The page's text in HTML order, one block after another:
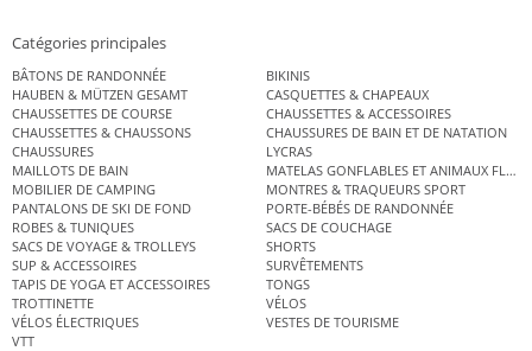
Catégories principales
BÂTONS DE RANDONNÉE
BIKINIS
HAUBEN & MÜTZEN GESAMT
CASQUETTES & CHAPEAUX
CHAUSSETTES DE COURSE
CHAUSSETTES & ACCESSOIRES
CHAUSSETTES & CHAUSSONS
CHAUSSURES DE BAIN ET DE NATATION
CHAUSSURES
LYCRAS
MAILLOTS DE BAIN
MATELAS GONFLABLES ET ANIMAUX
MOBILIER DE CAMPING
MONTRES & TRAQUEURS SPORT
PANTALONS DE SKI DE FOND
PORTE-BÉBÉS DE RANDONNÉE
ROBES & TUNIQUES
SACS DE COUCHAGE
SACS DE VOYAGE & TROLLEYS
SHORTS
SUP & ACCESSOIRES
SURVÊTEMENTS
TAPIS DE YOGA ET ACCESSOIRES
TONGS
TROTTINETTE
VÉLOS
VÉLOS ÉLECTRIQUES
VESTES DE TOURISME
VTT